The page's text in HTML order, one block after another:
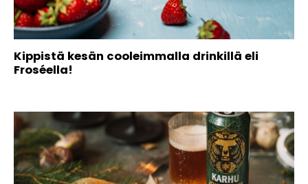
Kippistä kesän cooleimmalla drinkillä eli
Froséella!